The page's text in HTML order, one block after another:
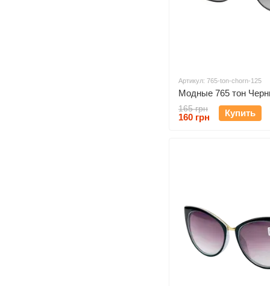
Артикул: 765-ton-chorn-125
Модные 765 тон
165 грн
160 грн Купить